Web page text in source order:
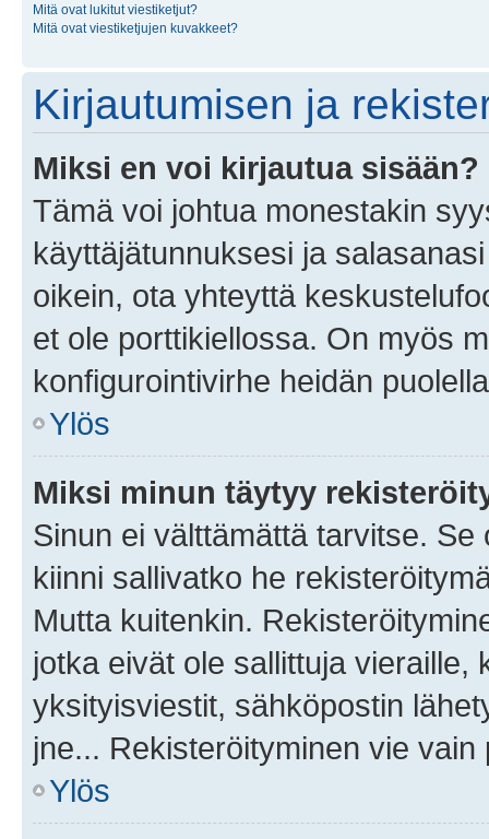
Mitä ovat lukitut viestiketjut?
Mitä ovat viestiketjujen kuvakkeet?
Kirjautumisen ja
Miksi en voi kirjautua sisään?
Tämä voi johtua monestakin
käyttäjätunnuksesi ja
oikein, ota yhteyttä
et ole porttikiellossa. On myös
konfigurointivirhe heidän
Ylös
Miksi minun täytyy
Sinun ei välttämättä tarvitse.
kiinni sallivatko he
Mutta kuitenkin.
jotka eivät ole sallittuja vieraille,
yksityisviestit, sähköpostin
jne... Rekisteröityminen vie
Ylös